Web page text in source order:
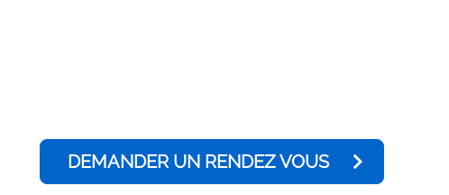
DEMANDER UN RENDEZ VOUS